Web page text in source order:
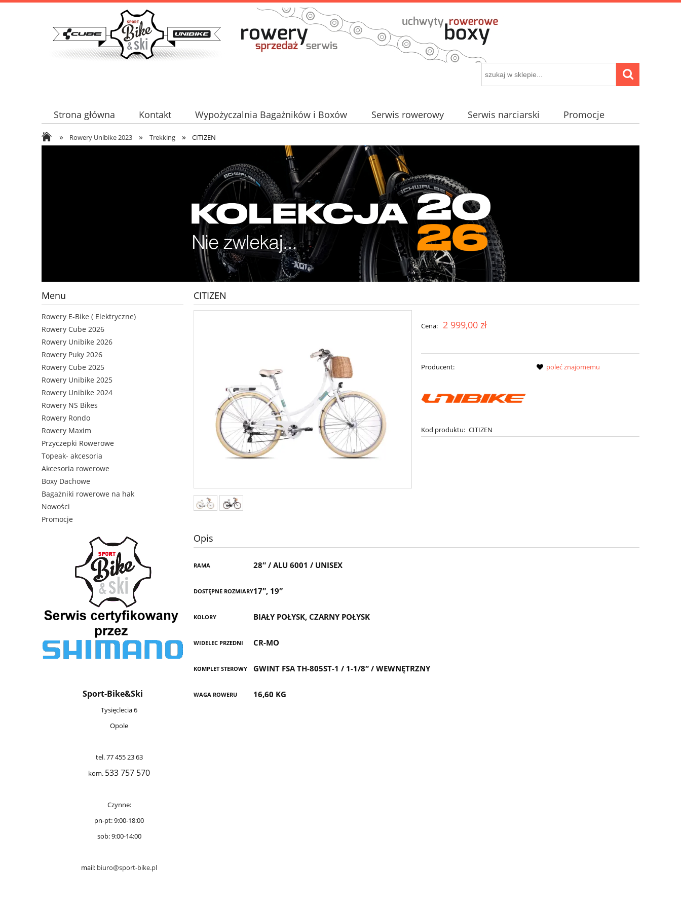
Strona główna Kontakt Wypożyczalnia Bagażników i Boxów Serwis rowerowy Serwis narciarski
Promocje
Serwis certyfikowany
Kontakt
» Rowery Unibike 2023 » Trekking » CITIZEN
Menu
Rowery E-Bike ( Elektryczne)
Rowery Cube 2026
Rowery Unibike 2026
Rowery Puky 2026
Rowery Cube 2025
Rowery Unibike 2025
Rowery Unibike 2024
Rowery NS Bikes
Rowery Rondo
Rowery Maxim
Przyczepki Rowerowe
Topeak- akcesoria
Akcesoria rowerowe
Boxy Dachowe
Bagażniki rowerowe na hak
Nowości
Promocje
Sport-Bike&Ski
Tysięclecia 6
Opole
tel. 77 455 23 63
kom. 533 757 570
Czynne:
pn-pt: 9:00-18:00
sob: 9:00-14:00
mail: biuro@sport-bike.pl
CITIZEN
Cena: 2 999,00 zł
Producent:
Kod produktu: CITIZEN
poleć znajomemu
Opis
RAMA 28″ / ALU 6001 / UNISEX
DOSTĘPNE ROZMIARY17″, 19″
KOLORY BIAŁY POŁYSK, CZARNY POŁYSK
WIDELEC PRZEDNI CR-MO
KOMPLET STEROWY GWINT FSA TH-805ST-1 / 1-1/8″ / WEWNĘTRZNY
WAGA ROWERU 16,60 KG